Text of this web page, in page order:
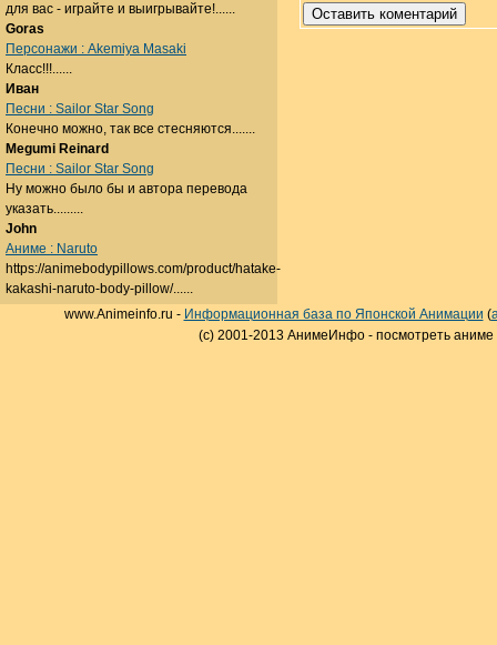
для вас - играйте и выигрывайте!......
Goras
Персонажи : Akemiya Masaki
Класс!!!......
Иван
Песни : Sailor Star Song
Конечно можно, так все стесняются.......
Megumi Reinard
Песни : Sailor Star Song
Ну можно было бы и автора перевода
указать.........
John
Аниме : Naruto
https://animebodypillows.com/product/hatake-
kakashi-naruto-body-pillow/......
www.Animeinfo.ru - Информационная база по Японской Анимации (
(c) 2001-2013 АнимеИнфо - посмотреть аниме